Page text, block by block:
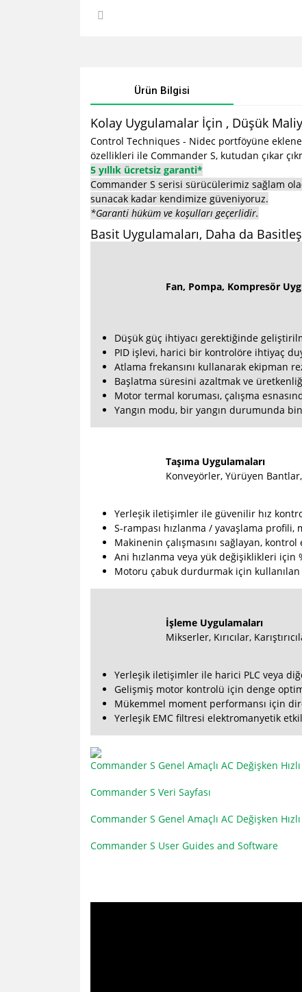
Ürün Bilgisi
Kolay Uygulamalar İçin , Düşük
Control Techniques - Nidec portföyüne
özellikleri ile Commander S, kutudan çıkar
5 yıllık ücretsiz garanti*
Commander S serisi sürücülerimiz sağlam
sunacak kadar kendimize güveniyoruz.
*Garanti hüküm ve koşulları geçerlidir.
Basit Uygulamaları, Daha da
Fan, Pompa, Kompresör
Düşük güç ihtiyacı gerektiğinde
PID işlevi, harici bir kontrolöre ihtiyaç
Atlama frekansını kullanarak ekipman
Başlatma süresini azaltmak ve
Motor termal koruması, çalışma
Yangın modu, bir yangın durumunda
Taşıma Uygulamaları
Konveyörler, Yürüyen
Yerleşik iletişimler ile güvenilir hız
S-rampası hızlanma / yavaşlama
Makinenin çalışmasını sağlayan,
Ani hızlanma veya yük değişiklikleri için
Motoru çabuk durdurmak için
İşleme Uygulamaları
Mikserler, Kırıcılar,
Yerleşik iletişimler ile harici PLC veya
Gelişmiş motor kontrolü için denge
Mükemmel moment performansı için
Yerleşik EMC filtresi elektromanyetik
Commander S Genel Amaçlı AC Değişken
Commander S Veri Sayfası
Commander S Genel Amaçlı AC Değişken
Commander S User Guides and Software